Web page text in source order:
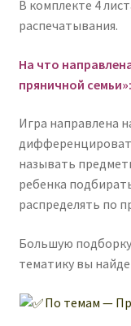
для
пряничной
В комплекте 4
распечатывания.
На что
пряничной семьи»:
Игра направлена
называть
ребенка
распределять по
Большую
тематику вы
По темам —